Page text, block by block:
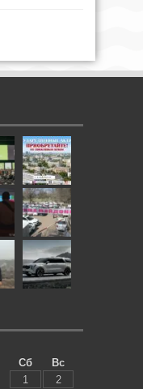
Сб
Вс
1
2